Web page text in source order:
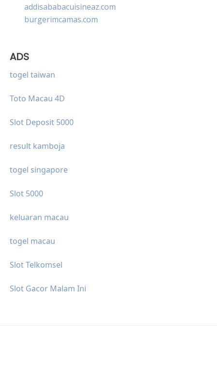
addisababacuisineaz.com
burgerimcamas.com
ADS
togel taiwan
Toto Macau 4D
Slot Deposit 5000
result kamboja
togel singapore
Slot 5000
keluaran macau
togel macau
Slot Telkomsel
Slot Gacor Malam Ini